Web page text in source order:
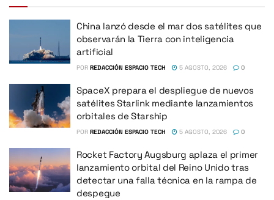
China lanzó desde el mar dos satélites que
observarán la Tierra con inteligencia
artificial
POR REDACCIÓN ESPACIO TECH 5 AGOSTO, 2026 0
SpaceX prepara el despliegue de nuevos
satélites Starlink mediante lanzamientos
orbitales de Starship
POR REDACCIÓN ESPACIO TECH 5 AGOSTO, 2026 0
Rocket Factory Augsburg aplaza el primer
lanzamiento orbital del Reino Unido tras
detectar una falla técnica en la rampa de
despegue